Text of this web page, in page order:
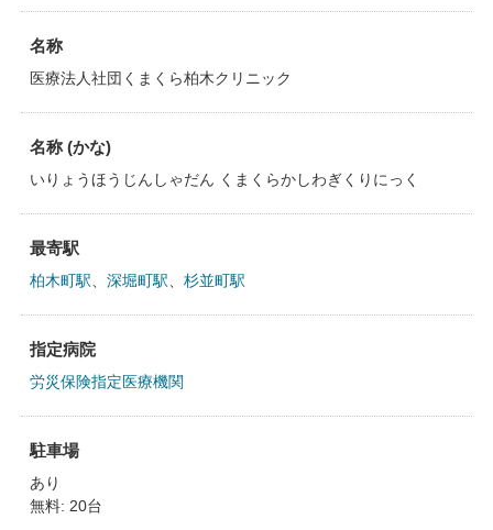
名称
医療法人社団くまくら柏木クリニック
名称 (かな)
いりょうほうじんしゃだん くまくらかしわぎくりにっく
最寄駅
柏木町駅 深堀町駅 杉並町駅
指定病院
労災保険指定医療機関
駐車場
あり
無料: 20台